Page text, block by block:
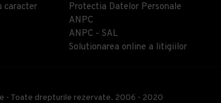
caracter
Protectia Datelor Personale
ANPC
ANPC - SAL
Solutionarea online a litigiilor
- Toate drepturile rezervate. 2006 - 2020